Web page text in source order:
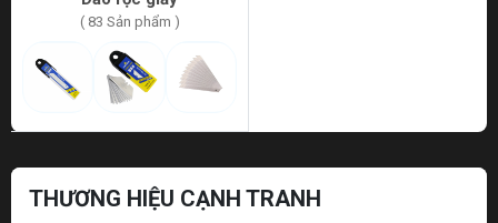
( 83 Sản phẩm )
THƯƠNG HIỆU CẠNH TRANH